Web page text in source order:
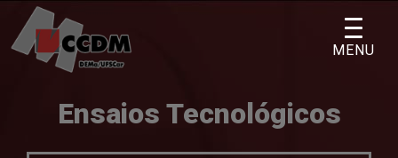
content
Ensaios Tecnológicos
MENU